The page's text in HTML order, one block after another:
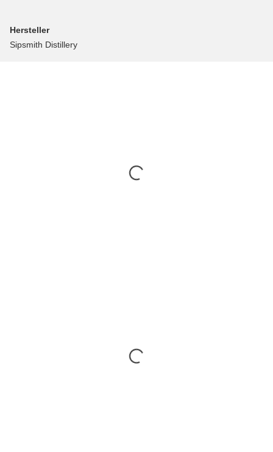
Hersteller
Sipsmith Distillery